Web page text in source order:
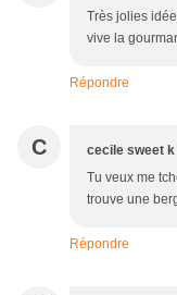
Très jolies
vive la
Répondre
C cecile sweet k
Tu veux me
trouve une
Répondre